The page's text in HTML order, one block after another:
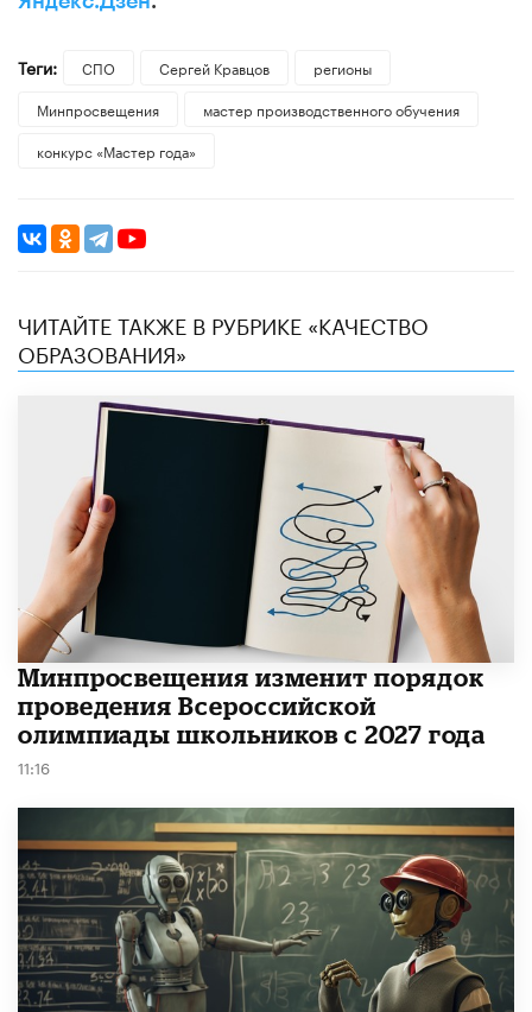
Теги: СПО Сергей Кравцов
регионы
Минпросвещения
мастер производственного обучения
конкурс «Мастер года»
ЧИТАЙТЕ ТАКЖЕ В РУБРИКЕ «КАЧЕСТВО
ОБРАЗОВАНИЯ»
Минпросвещения изменит порядок
проведения Всероссийской
олимпиады школьников с 2027 года
11:16